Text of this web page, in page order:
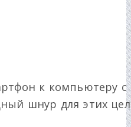
к компьютеру
шнур для этих